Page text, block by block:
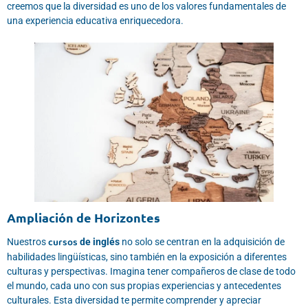
creemos que la diversidad es uno de los valores fundamentales de
una experiencia educativa enriquecedora.
Ampliación de Horizontes
Nuestroscursos de inglés no solo se centran en la adquisición de
habilidades lingüísticas, sino también en la exposición a diferentes
culturas y perspectivas. Imagina tener compañeros de clase de todo
el mundo, cada uno con sus propias experiencias y antecedentes
culturales. Esta diversidad te permite comprender y apreciar